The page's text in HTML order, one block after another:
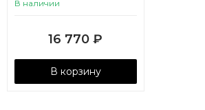
В наличии
16 770 ₽
В корзину